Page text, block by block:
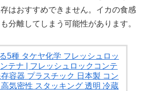
はおすすめできません。イカの食感
分離してしまう可能性があります。
5種 タケヤ化学 フレッシュロッ
テナ | フレッシュロックコンテ
容器 プラスチック 日本製 コン
気密性 スタッキング 透明 冷蔵